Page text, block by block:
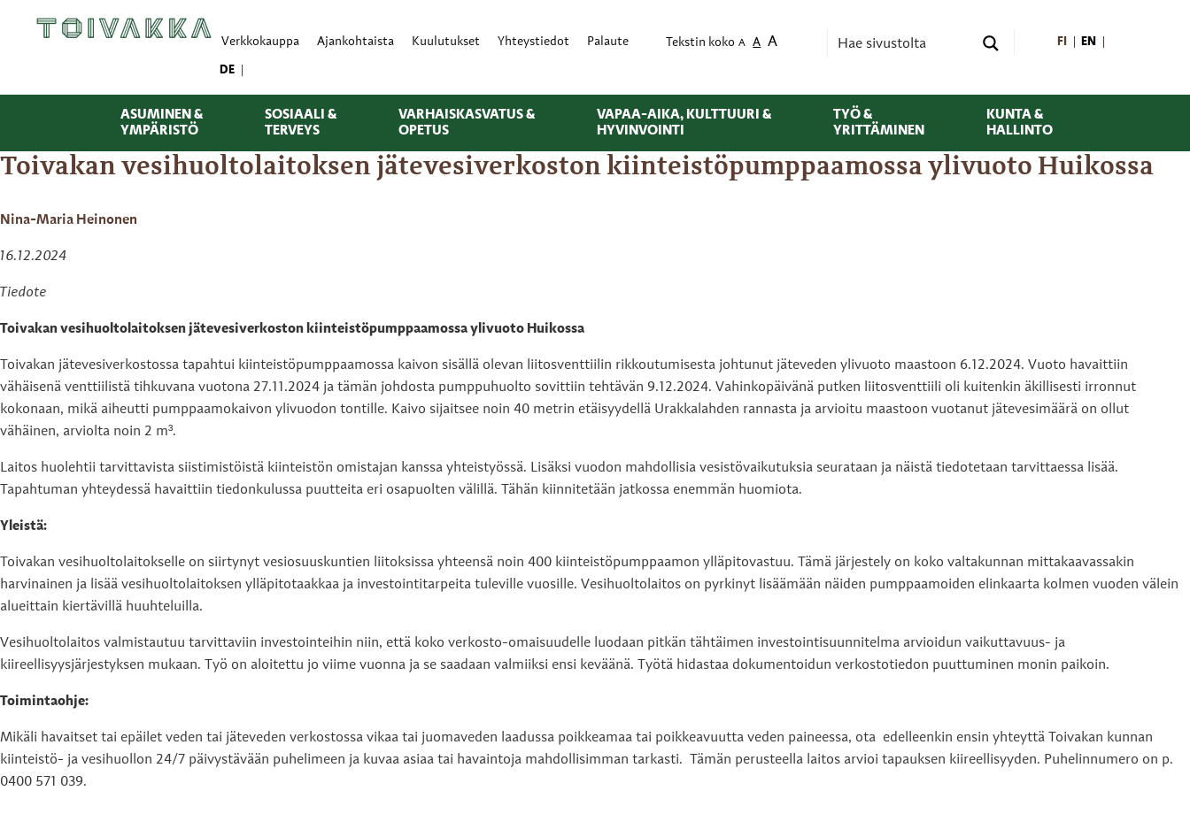
Verkkokauppa Ajankohtaista Kuulutukset Yhteystiedot Palaute Tekstin koko A A A FI EN
DE
ASUMINEN &
YMPÄRISTÖ
SOSIAALI &
TERVEYS
VARHAISKASVATUS &
OPETUS
VAPAA-AIKA, KULTTUURI &
HYVINVOINTI
TYÖ &
YRITTÄMINEN
KUNTA &
HALLINTO
Toivakan vesihuoltolaitoksen jätevesiverkoston kiinteistöpumppaamossa ylivuoto Huikossa
Nina-Maria Heinonen
16.12.2024
Tiedote
Toivakan vesihuoltolaitoksen jätevesiverkoston kiinteistöpumppaamossa ylivuoto Huikossa
Toivakan jätevesiverkostossa tapahtui kiinteistöpumppaamossa kaivon sisällä olevan liitosventtiilin rikkoutumisesta johtunut jäteveden ylivuoto maastoon 6.12.2024. Vuoto havaittiin
vähäisenä venttiilistä tihkuvana vuotona 27.11.2024 ja tämän johdosta pumppuhuolto sovittiin tehtävän 9.12.2024. Vahinkopäivänä putken liitosventtiili oli kuitenkin äkillisesti irronnut
kokonaan, mikä aiheutti pumppaamokaivon ylivuodon tontille. Kaivo sijaitsee noin 40 metrin etäisyydellä Urakkalahden rannasta ja arvioitu maastoon vuotanut jätevesimäärä on ollut
vähäinen, arviolta noin 2 m³.
Laitos huolehtii tarvittavista siistimistöistä kiinteistön omistajan kanssa yhteistyössä. Lisäksi vuodon mahdollisia vesistövaikutuksia seurataan ja näistä tiedotetaan tarvittaessa lisää.
Tapahtuman yhteydessä havaittiin tiedonkulussa puutteita eri osapuolten välillä. Tähän kiinnitetään jatkossa enemmän huomiota.
Yleistä:
Toivakan vesihuoltolaitokselle on siirtynyt vesiosuuskuntien liitoksissa yhteensä noin 400 kiinteistöpumppaamon ylläpitovastuu. Tämä järjestely on koko valtakunnan mittakaavassakin
harvinainen ja lisää vesihuoltolaitoksen ylläpitotaakkaa ja investointitarpeita tuleville vuosille. Vesihuoltolaitos on pyrkinyt lisäämään näiden pumppaamoiden elinkaarta kolmen vuoden välein
alueittain kiertävillä huuhteluilla.
Vesihuoltolaitos valmistautuu tarvittaviin investointeihin niin, että koko verkosto-omaisuudelle luodaan pitkän tähtäimen investointisuunnitelma arvioidun vaikuttavuus- ja
kiireellisyysjärjestyksen mukaan. Työ on aloitettu jo viime vuonna ja se saadaan valmiiksi ensi keväänä. Työtä hidastaa dokumentoidun verkostotiedon puuttuminen monin paikoin.
Toimintaohje:
Mikäli havaitset tai epäilet veden tai jäteveden verkostossa vikaa tai juomaveden laadussa poikkeamaa tai poikkeavuutta veden paineessa, ota edelleenkin ensin yhteyttä Toivakan kunnan
kiinteistö- ja vesihuollon 24/7 päivystävään puhelimeen ja kuvaa asiaa tai havaintoja mahdollisimman tarkasti. Tämän perusteella laitos arvioi tapauksen kiireellisyyden. Puhelinnumero on p.
0400 571 039.